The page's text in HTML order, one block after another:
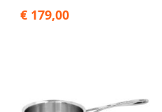
€ 179,00